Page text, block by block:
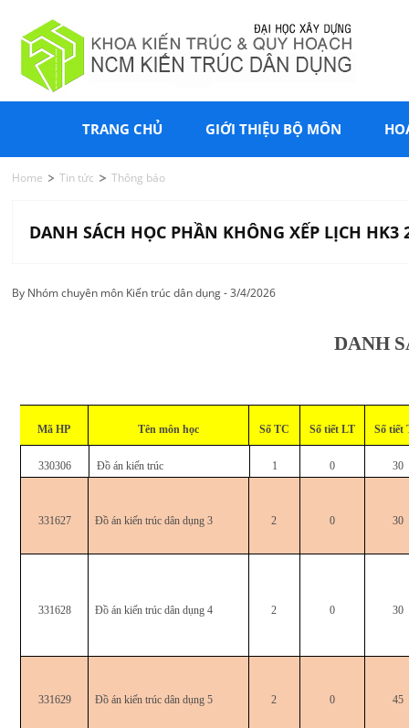
TRANG CHỦ GIỚI THIỆU BỘ MÔN
Home Tin tức Thông báo
DANH SÁCH HỌC PHẦN KHÔNG XẾP LỊCH HK3
By Nhóm chuyên môn Kiến trúc dân dụng - 3/4/2026
DANH
Mã HP Tên môn học Số TC Số tiết LT Số tiết
330306 Đồ án kiến trúc 1 0 30
331627 Đồ án kiến trúc dân dụng 3 2 0 30
331628 Đồ án kiến trúc dân dụng 4 2 0 30
331629 Đồ án kiến trúc dân dụng 5 2 0 45